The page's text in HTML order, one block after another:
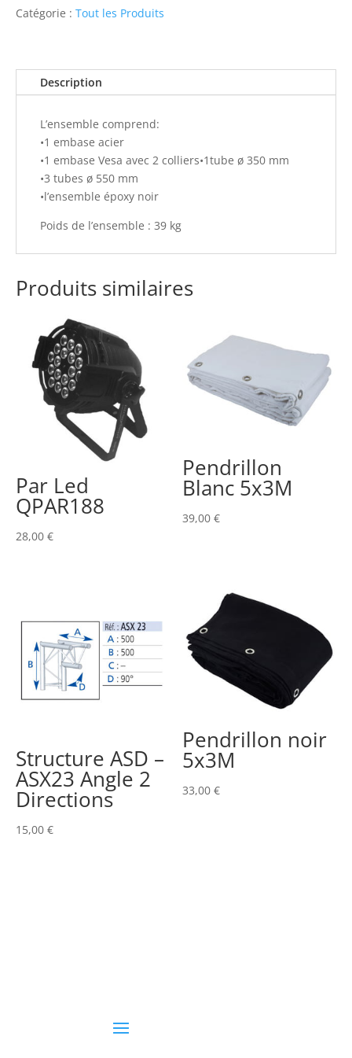
LCD
ASD
Catégorie : Tout les Produits
Description
L’ensemble comprend:
•1 embase acier
•1 embase Vesa avec 2 colliers•1tube ø 350 mm
•3 tubes ø 550 mm
•l’ensemble époxy noir
Poids de l’ensemble : 39 kg
Produits similaires
Par Led
QPAR188
28,00 €
Pendrillon
Blanc 5x3M
39,00€
Structure ASD –
ASX23 Angle 2
Directions
15,00 €
Pendrillon noir
5x3M
33,00€